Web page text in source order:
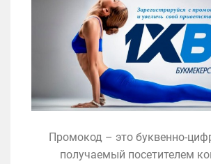
Промокод – это буквенно-
получаемый посетителем